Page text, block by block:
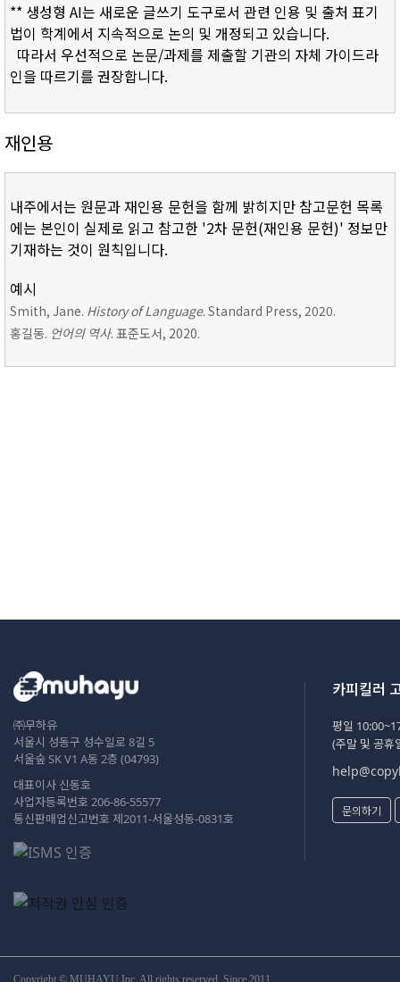
** 생성형 AI는 새로운 글쓰기 도구로서 관련 인용 및 출처 표기
법이 학계에서 지속적으로 논의 및 개정되고 있습니다.
따라서 우선적으로 논문/과제를 제출할 기관의 자체 가이드라
인을 따르기를 권장합니다.
재인용
내주에서는 원문과 재인용 문헌을 함께 밝히지만 참고문헌 목록
에는 본인이 실제로 읽고 참고한 '2차 문헌(재인용 문헌)' 정보만
기재하는 것이 원칙입니다.
예시
Smith, Jane. History of Language. Standard Press, 2020.
홍길동. 언어의 역사. 표준도서, 2020.
㈜무하유
서울시 성동구 성수일로 8길 5
서울숲 SK V1 A동 2층 (04793)
대표이사 신동호
사업자등록번호 206-86-55577
통신판매업신고번호 제2011-서울성동-0831호
카피킬러
평일
(주말 및 공휴
문의하기
Copyright © MUHAYU Inc. All rights reserved. Since 2011